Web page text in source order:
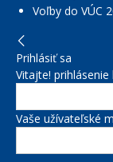
Voľby do VÚC
Prihlásiť sa
Vitajte! prihlásenie
Vaše užívateľské